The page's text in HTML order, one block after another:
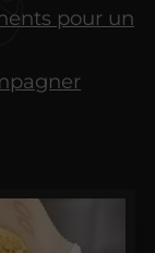
pour un